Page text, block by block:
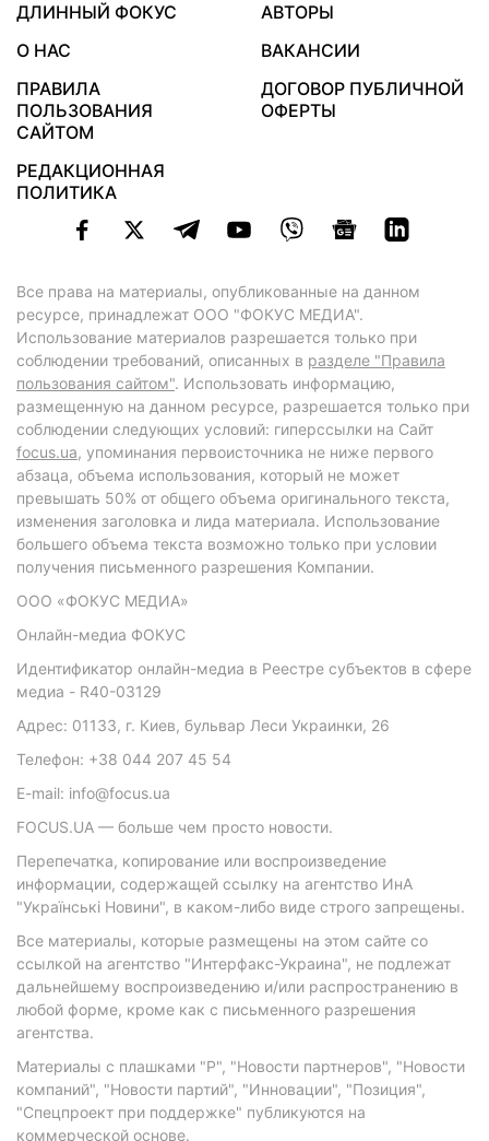
ДЛИННЫЙ ФОКУС
АВТОРЫ
О НАС
ВАКАНСИИ
ПРАВИЛА
ПОЛЬЗОВАНИЯ
САЙТОМ
ДОГОВОР ПУБЛИЧНОЙ
ОФЕРТЫ
РЕДАКЦИОННАЯ
ПОЛИТИКА
Все права на материалы, опубликованные на данном
ресурсе, принадлежат ООО "ФОКУС МЕДИА".
Использование материалов разрешается только при
соблюдении требований, описанных в разделе "Правила
пользования сайтом". Использовать информацию,
размещенную на данном ресурсе, разрешается только при
соблюдении следующих условий: гиперссылки на Сайт
focus.ua, упоминания первоисточника не ниже первого
абзаца, объема использования, который не может
превышать 50% от общего объема оригинального текста,
изменения заголовка и лида материала. Использование
большего объема текста возможно только при условии
получения письменного разрешения Компании.
ООО «ФОКУС МЕДИА»
Онлайн-медиа ФОКУС
Идентификатор онлайн-медиа в Реестре субъектов в сфере
медиа - R40-03129
Адрес: 01133, г. Киев, бульвар Леси Украинки, 26
Телефон: +38 044 207 45 54
E-mail: info@focus.ua
FOCUS.UA — больше чем просто новости.
Перепечатка, копирование или воспроизведение
информации, содержащей ссылку на агентство ИнА
"Українські Новини", в каком-либо виде строго запрещены.
Все материалы, которые размещены на этом сайте со
ссылкой на агентство "Интерфакс-Украина", не подлежат
дальнейшему воспроизведению и/или распространению в
любой форме, кроме как с письменного разрешения
агентства.
Материалы с плашками "Р", "Новости партнеров", "Новости
компаний", "Новости партий", "Инновации", "Позиция",
"Спецпроект при поддержке" публикуются на
коммерческой основе.